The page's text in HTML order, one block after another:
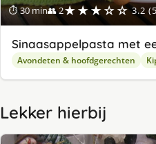
⏱ 30 min👥 2★★★☆☆ 3.2
Sinaasappelpasta met
Avondeten & hoofdgerechten
Lekker hierbij